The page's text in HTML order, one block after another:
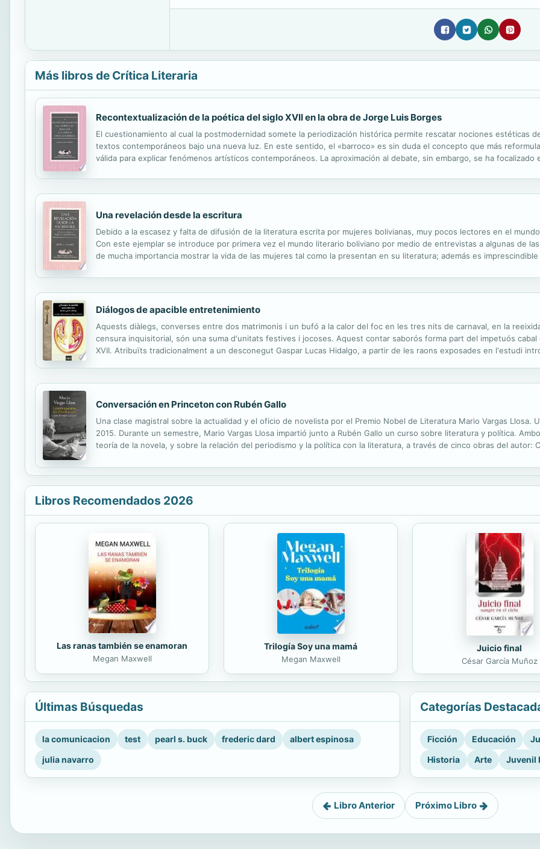
Más libros de Crítica Literaria
Recontextualización de la poética del siglo XVII en la obra de Jorge Luis Borges
El cuestionamiento al cual la postmodernidad somete la periodización histórica permite rescatar nociones estéticas
textos contemporáneos bajo una nueva luz. En este sentido, el «barroco» es sin duda el concepto que más
válida para explicar fenómenos artísticos contemporáneos. La aproximación al debate, sin embargo, se ha focalizado
Una revelación desde la escritura
Debido a la escasez y falta de difusión de la literatura escrita por mujeres bolivianas, muy pocos lectores en el
Con este ejemplar se introduce por primera vez el mundo literario boliviano por medio de entrevistas a algunas de
de mucha importancia mostrar la vida de las mujeres tal como la presentan en su literatura; además es
Diálogos de apacible entretenimiento
Aquests diàlegs, converses entre dos matrimonis i un bufó a la calor del foc en les tres nits de carnaval, en la
censura inquisitorial, són una suma d'unitats festives i jocoses. Aquest contar saborós forma part del impetuós
XVII. Atribuïts tradicionalment a un desconegut Gaspar Lucas Hidalgo, a partir de les raons exposades en l'estudi
Conversación en Princeton con Rubén Gallo
Una clase magistral sobre la actualidad y el oficio de novelista por el Premio Nobel de Literatura Mario Vargas Llosa.
2015. Durante un semestre, Mario Vargas Llosa impartió junto a Rubén Gallo un curso sobre literatura y política.
teoría de la novela, y sobre la relación del periodismo y la política con la literatura, a través de cinco obras del autor:
Libros Recomendados 2026
Las ranas también se enamoran
Megan Maxwell
Trilogía Soy una mamá
Megan Maxwell
Juicio final
César García Muñoz
Últimas Búsquedas
la comunicacion test pearl s. buck frederic dard
albert espinosa
julia navarro
Categorías
Ficción Educación
Historia
Arte Juvenil
Libro Anterior Próximo Libro